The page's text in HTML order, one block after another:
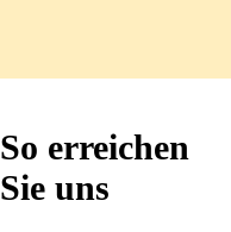
So erreichen
Sie uns